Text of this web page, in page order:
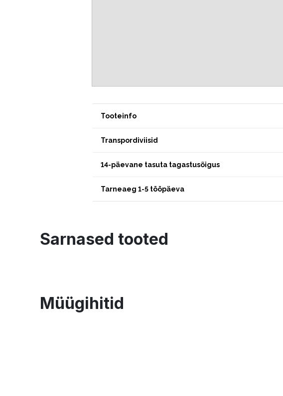
Tooteinfo
Transpordiviisid
14-päevane tasuta tagastusõigus
Tarneaeg 1-5 tööpäeva
Sarnased tooted
Müügihitid